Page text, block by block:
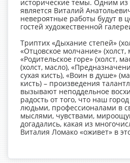
исторические темы. Одним из
является Виталий
невероятные работы будут в
гостей художественной
Триптих «Дыхание степей»
«Отцовское молчание» (холст,
«Родительское горе» (холст,
(холст, масло),
сухая кисть), «Воин в душе»
кисть) – произведения
вызывают неподдельное
радость от того, что наш
людьми, профессионалами в
мыслями, чувствами,
догадались, какая из
Виталия Ломако «оживет» в